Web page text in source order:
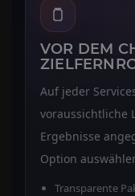
VOR DEM
Auf jeder
voraussichtliche
Ergebnisse
Option
Transparente